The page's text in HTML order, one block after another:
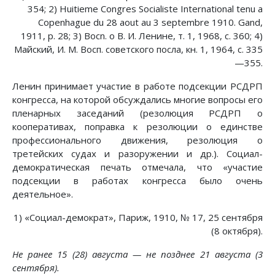
354; 2) Huitieme Congres Socialiste International tenu a
Copenhague du 28 aout au 3 septembre 1910. Gand,
1911, p. 28; 3) Bocn. о В. И. Ленине, т. 1, 1968, с. 360; 4)
Майский, И. М. Восп. советского посла, кн. 1, 1964, с. 335
—355.
Ленин принимает участие в работе подсекции РСДРП
конгресса, на которой обсуждались многие вопросы его
пленарных заседаний (резолюция РСДРП о
кооперативах, поправка к резолюции о единстве
профессионального движения, резолюция о
третейских судах и разоружении и др.). Социал-
демократическая печать отмечала, что «участие
подсекции в работах конгресса было очень
деятельное».
1) «Социал-демократ», Париж, 1910, № 17, 25 сентября
(8 октября).
Не ранее 15 (28) августа — не позднее 21 августа (3
сентября).